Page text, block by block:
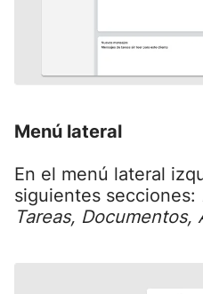
Menú lateral
En el menú lateral
siguientes secciones:
Tareas,